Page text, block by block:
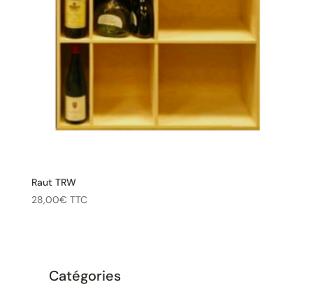
Raut TRW
28,00€ TTC
Catégories